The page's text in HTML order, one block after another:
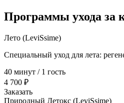
Программы ухода за
Лето (LeviSsime)
Специальный уход для лета:
40 минут / 1 гость
4 700 ₽
Заказать
Природный Детокс (LeviSsime)